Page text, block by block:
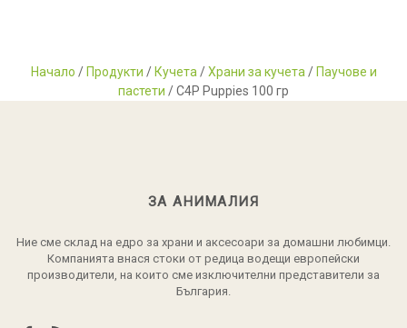
Начало / Продукти / Кучета /Храни за кучета / Паучове и
пастети / C4P Puppies 100 гр
ЗА АНИМАЛИЯ
Ние сме склад на едро за храни и аксесоари за домашни любимци.
Компанията внася стоки от редица водещи европейски
производители, на които сме изключителни представители за
България.